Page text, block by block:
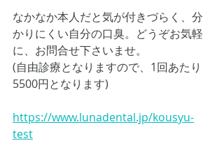
なかなか本人だと気が付きづらく、分
かりにくい自分の口臭。どうぞお気軽
に、お問合せ下さいませ。
(自由診療となりますので、1回あたり
5500円となります)
https://www.lunadental.jp/kousyu-
test